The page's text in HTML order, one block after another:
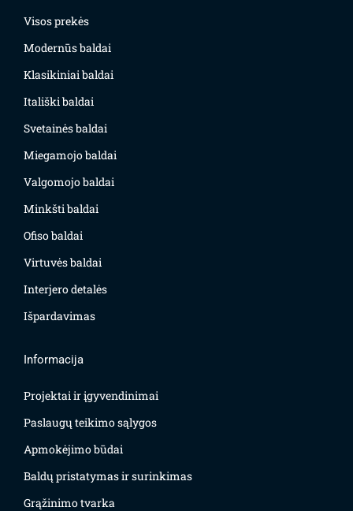
Visos prekės
Modernūs baldai
Klasikiniai baldai
Itališki baldai
Svetainės baldai
Miegamojo baldai
Valgomojo baldai
Minkšti baldai
Ofiso baldai
Virtuvės baldai
Interjero detalės
Išpardavimas
Informacija
Projektai ir įgyvendinimai
Paslaugų teikimo sąlygos
Apmokėjimo būdai
Baldų pristatymas ir surinkimas
Grąžinimo tvarka